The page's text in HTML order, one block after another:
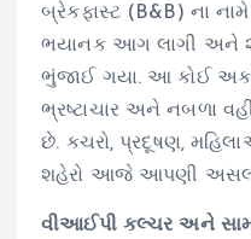
બ્રેકફાસ્ટ (B&B) ના
ભયાનક આગ લાગી અને ૨૧
ભુંજાઈ ગયા. આ કોઈ
ભ્રષ્ટાચાર અને નબળા
છે. કચરો, પ્રદૂષણ,
શહેરો આજે આપણી
વીઆઈપી કલ્ચર અને